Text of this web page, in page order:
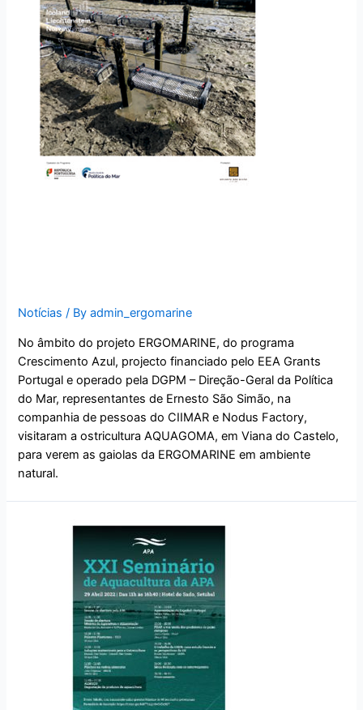
Notícias / Byadmin_ergomarine
No âmbito do projeto ERGOMARINE, do programa
Crescimento Azul, projecto financiado pelo EEA Grants
Portugal e operado pela DGPM – Direção-Geral da Política
do Mar, representantes de Ernesto São Simão, na
companhia de pessoas do CIIMAR e Nodus Factory,
visitaram a ostricultura AQUAGOMA, em Viana do Castelo,
para verem as gaiolas da ERGOMARINE em ambiente
natural.